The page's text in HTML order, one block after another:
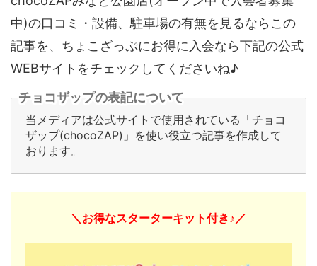
中)の口コミ・設備、駐車場の有無を見るならこの
記事を、ちょこざっぷにお得に入会なら下記の公式
WEBサイトをチェックしてくださいね♪
チョコザップの表記について
当メディアは公式サイトで使用されている「チョコ
ザップ(chocoZAP)」を使い役立つ記事を作成して
おります。
＼お得なスターターキット付き♪／